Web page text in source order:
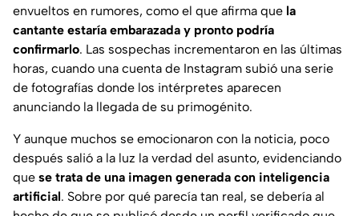
envueltos en rumores, como el que afirma que la
cantante estaría embarazada y pronto podría
confirmarlo. Las sospechas incrementaron en las últimas
horas, cuando una cuenta de Instagram subió una serie
de fotografías donde los intérpretes aparecen
anunciando la llegada de su primogénito.
Y aunque muchos se emocionaron con la noticia, poco
después salió a la luz la verdad del asunto, evidenciando
que se trata de una imagen generada con inteligencia
artificial. Sobre por qué parecía tan real, se debería al